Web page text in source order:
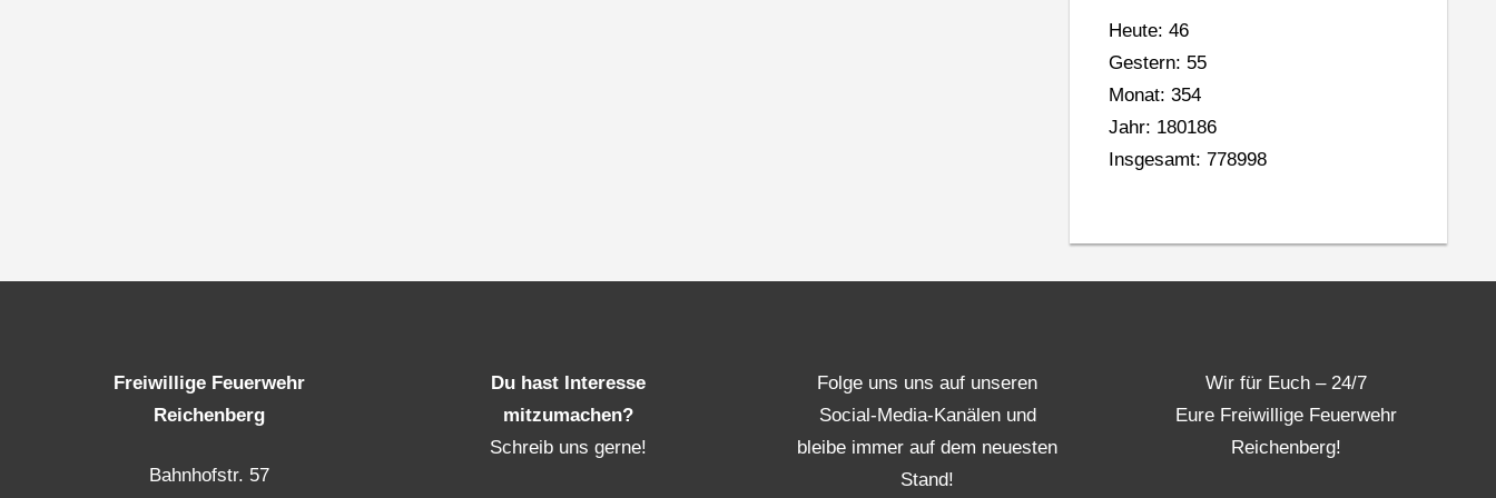
Heute: 46
Gestern: 55
Monat: 354
Jahr: 180186
Insgesamt: 778998
Freiwillige Feuerwehr
Reichenberg
Bahnhofstr. 57
Du hast Interesse
mitzumachen?
Schreib uns gerne!
Folge uns uns auf unseren
Social-Media-Kanälen und
bleibe immer auf dem neuesten
Stand!
Wir für Euch – 24/7
Eure Freiwillige Feuerwehr
Reichenberg!